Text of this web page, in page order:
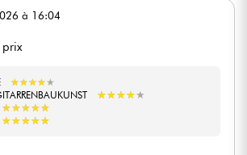
à 16:04
prix
★★★★★
★★★★★
★★★★★
★★★★★
★★★★★
★★★★★
★★★★★
★★★★★